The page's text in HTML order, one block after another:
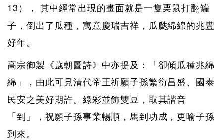
13）， 其中經常出現的畫面就是一隻栗鼠打翻罐
子，倒出了瓜種，寓意慶瑞吉祥，瓜瓞綿綿的兆豐
好年。
高宗御製《歲朝圖詩》中亦提及：「卻傾瓜種兆綿
綿」，由此可見清代帝王祈願子孫繁衍昌盛、國泰
民安之美好期許。綠彩並飾雙豆，取其諧音
「到」，祝願子孫事業暢順，馬到功成，更喻子孫
到來。